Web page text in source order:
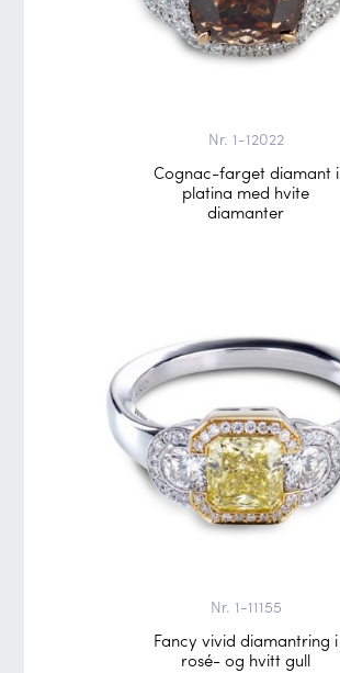
Nr. 1-12022
Cognac-farget diamant i
platina med hvite
diamanter
Nr. 1-11155
Fancy vivid diamantring i
rosé- og hvitt gull